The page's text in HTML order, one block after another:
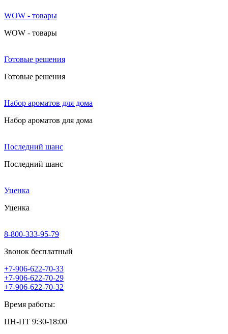
WOW - товары
WOW - товары
Готовые решения
Готовые решения
Набор ароматов для дома
Набор ароматов для дома
Последний шанс
Последний шанс
Уценка
Уценка
8-800-333-95-79
Звонок бесплатный
+7-906-622-70-33
+7-906-622-70-29
+7-906-622-70-32
Время работы:
ПН-ПТ 9:30-18:00